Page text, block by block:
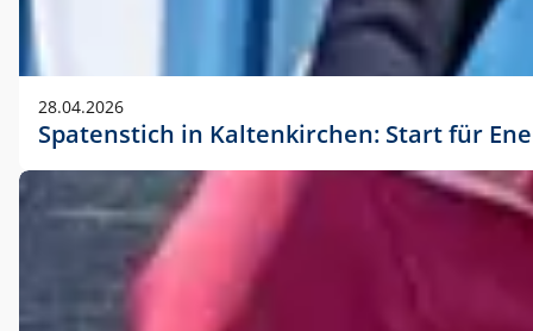
28.04.2026
Spatenstich in Kaltenkirchen: Start für